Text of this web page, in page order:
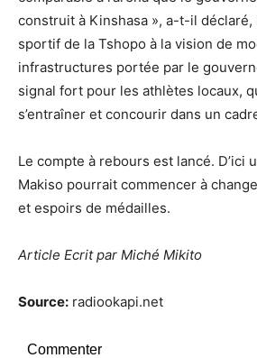
construit à Kinshasa », a-t-il
sportif de la Tshopo à la vision de
infrastructures portée par le
signal fort pour les athlètes locaux,
s’entraîner et concourir dans un
Le compte à rebours est lancé. D’ici
Makiso pourrait commencer à
et espoirs de médailles.
Article Ecrit par Miché Mikito
Source: radiookapi.net
Commenter